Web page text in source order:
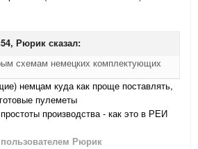
Рюрик сказал:
схемам немецких комплектующих
немцам куда как проще поставлять,
пулеметы
производства - как это в РЕИ
пользователем Рюрик